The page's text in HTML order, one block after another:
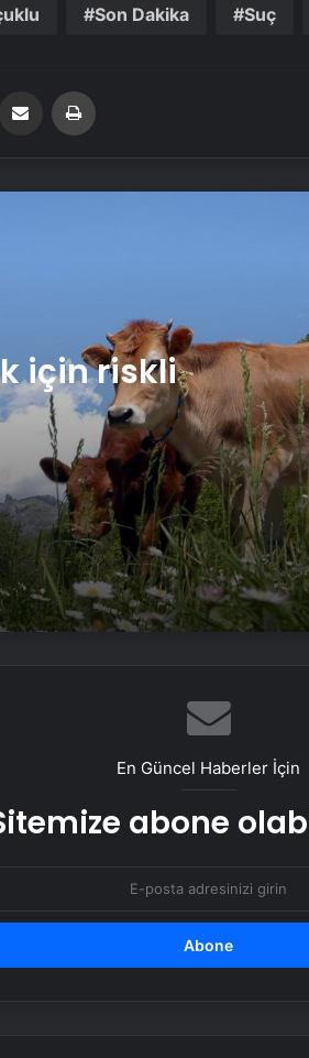
Son Dakika Suç
Email'den paylaş
için riskli
En Güncel Haberler İçin
abone